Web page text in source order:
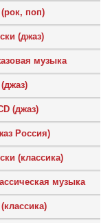
(рок, поп)
(джаз)
музыка
(джаз)
Россия)
(классика)
музыка